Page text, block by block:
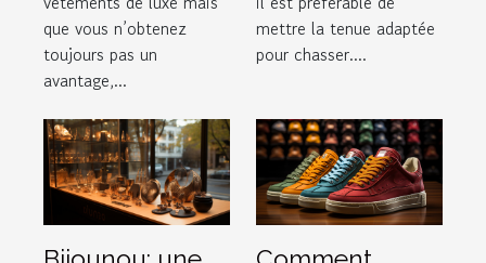
que vous n’obtenez
toujours pas un
avantage,...
mettre la tenue adaptée
pour chasser....